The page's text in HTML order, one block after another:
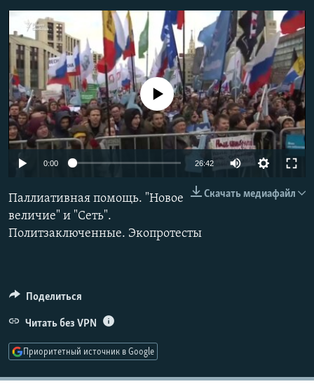
поискуСЕВЕР.РЕАЛИИ
СИБИРЬ.РЕАЛИИ
РАСПИСАНИЕ ВЕЩАНИЯ
ПОДПИШИТЕСЬ НА РАССЫЛКУ
СОЦИАЛЬНЫЕ СЕТИ
No media source currently available
0:00 26:42
Скачать медиафайл
Паллиативная помощь. "Новое
величие" и "Сеть".
Политзаключенные. Экопротесты
Поделиться
Читать без VPN
Приоритетный источник в Google